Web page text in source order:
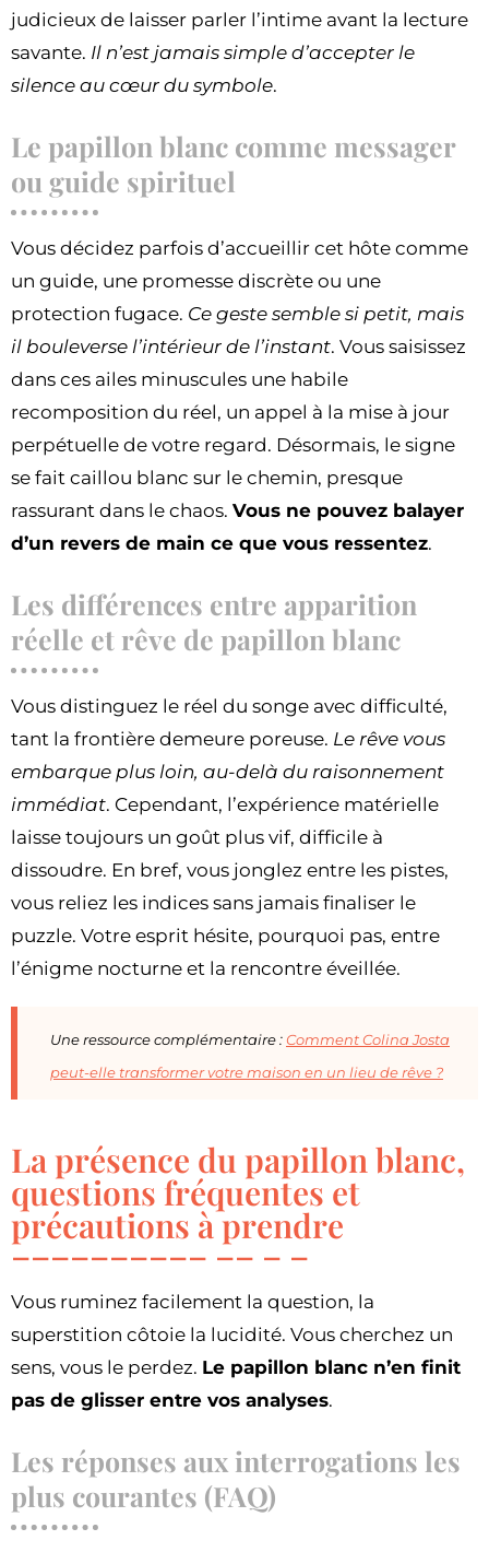
judicieux de laisser parler l’intime avant la lecture
savante. Il n’est jamais simple d’accepter le
silence au cœur du symbole.
Le papillon blanc comme messager
ou guide spirituel
Vous décidez parfois d’accueillir cet hôte comme
un guide, une promesse discrète ou une
protection fugace. Ce geste semble si petit, mais
il bouleverse l’intérieur de l’instant. Vous saisissez
dans ces ailes minuscules une habile
recomposition du réel, un appel à la mise à jour
perpétuelle de votre regard. Désormais, le signe
se fait caillou blanc sur le chemin, presque
rassurant dans le chaos. Vous ne pouvez balayer
d’un revers de main ce que vous ressentez.
Les différences entre apparition
réelle et rêve de papillon blanc
Vous distinguez le réel du songe avec difficulté,
tant la frontière demeure poreuse. Le rêve vous
embarque plus loin, au-delà du raisonnement
immédiat. Cependant, l’expérience matérielle
laisse toujours un goût plus vif, difficile à
dissoudre. En bref, vous jonglez entre les pistes,
vous reliez les indices sans jamais finaliser le
puzzle. Votre esprit hésite, pourquoi pas, entre
l’énigme nocturne et la rencontre éveillée.
Une ressource complémentaire :Comment Colina Josta
peut-elle transformer votre maison en un lieu de rêve ?
La présence du papillon blanc,
questions fréquentes et
précautions à prendre
Vous ruminez facilement la question, la
superstition côtoie la lucidité. Vous cherchez un
sens, vous le perdez. Le papillon blanc n’en finit
pas de glisser entre vos analyses.
Les réponses aux interrogations les
plus courantes (FAQ)